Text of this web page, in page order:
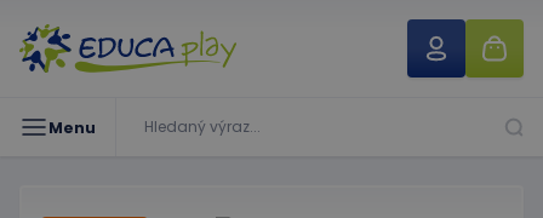
Menu